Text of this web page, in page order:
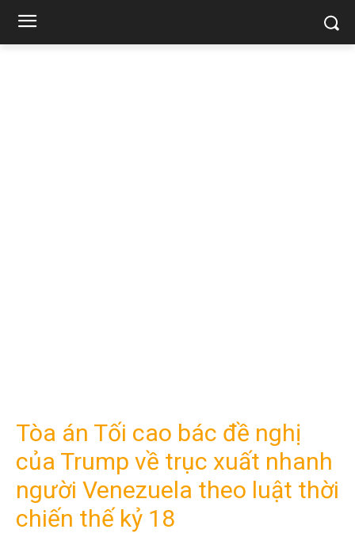
Tòa án Tối cao bác đề nghị
của Trump về trục xuất nhanh
người Venezuela theo luật thời
chiến thế kỷ 18